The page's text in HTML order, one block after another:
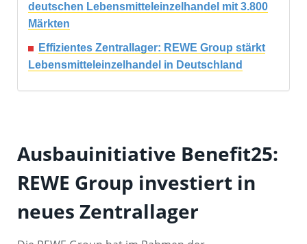
deutschen Lebensmitteleinzelhandel mit 3.800
Märkten
Effizientes Zentrallager: REWE Group stärkt
Lebensmitteleinzelhandel in Deutschland
Ausbauinitiative Benefit25:
REWE Group investiert in
neues Zentrallager